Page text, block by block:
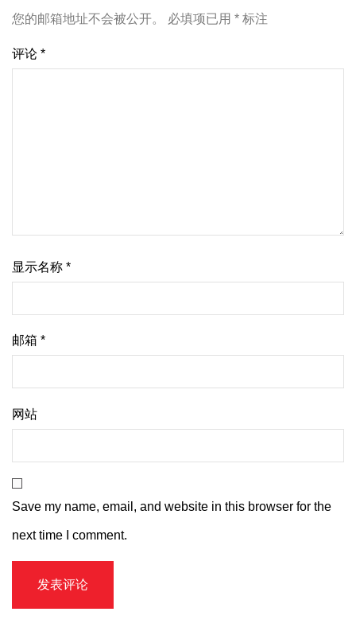
您的邮箱地址不会被公开。 必填项已用 * 标注
评论 *
显示名称 *
邮箱 *
网站
Save my name, email, and website in this browser for the
next time I comment.